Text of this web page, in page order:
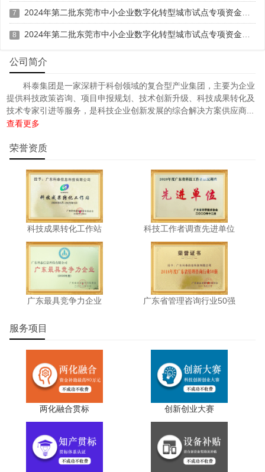
中心
Circ Slc17a5 受VLDLR调控的分
汕头大学·香港
中文大学联合通
20
基于深度学习的早产儿视网膜病变
多维度自动筛查平台建设
中文大学联合
汕头国际眼科
通
过
21
原发性闭角型青光眼患者白内障手
术中人工晶状体计算预测的准确性
研究
中心
水稻等农作物新品种的筛选及其高
效栽培技术示范推广（2024年度）
汕头市农业科
学研究所
水稻低碳高产综合技术示范与推广
汕头市农业科
学研究所
粮油花卉等作物新品种及栽培技术
研究与示范推广（2024年度）
汕头市农业科
学研究所
水稻、花卉、水产新品种引进与高
效种养技术示范（2024年度）
汕头市农业科
学研究所
花卉果树产业良种良法示范推广及汕头市农业科通
27
余甘子种质资源收集、优良品种筛
选与应用推广
学研究所
粤东地区红树林无瓣海桑林改造试
验研究
汕头市林业科
学研究所
汕头市林业科
学研究所
推广（2024年度）
兴发展中心
汕头市农村科技特派员驻镇帮镇扶
广东省农业科
学院农业生物
7 2024年第二批东莞市中小企业数字化转型城市试点专项资金两化融合管理体系贯标项目资助计划
8 2024年第二批东莞市中小企业数字化转型城市试点专项资金两化融合管理体系贯标项目拟资助企业名单的公示
公司简介
科泰集团是一家深耕于科创领域的复合型产业集团，主要为企业
提供科技政策咨询、项目申报规划、技术创新升级、科技成果转化及
技术专家引进等服务，是科技企业创新发展的综合解决方案供应商...
查看更多
荣誉资质
科技成果转化工作站 科技工作者调查先进单位
广东最具竞争力企业 广东省管理咨询行业50强
服务项目
两化融合贯标 创新创业大赛